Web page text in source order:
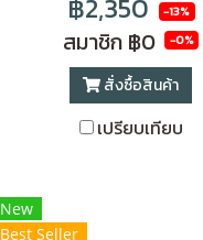
฿2,350 -13%
สมาชิก ฿0 -0%
สั่งซื้อสินค้า
เปรียบเทียบ
New
Best Seller